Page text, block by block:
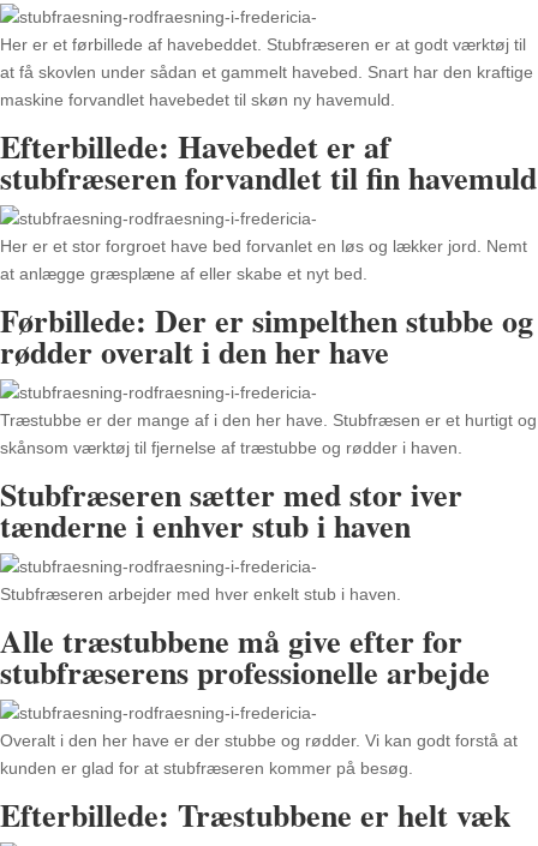
Her er et førbillede af havebeddet. Stubfræseren er at godt værktøj til
at få skovlen under sådan et gammelt havebed. Snart har den kraftige
maskine forvandlet havebedet til skøn ny havemuld.
Efterbillede: Havebedet er af
stubfræseren forvandlet til fin havemuld
Her er et stor forgroet have bed forvanlet en løs og lækker jord. Nemt
at anlægge græsplæne af eller skabe et nyt bed.
Førbillede: Der er simpelthen stubbe og
rødder overalt i den her have
Træstubbe er der mange af i den her have. Stubfræsen er et hurtigt og
skånsom værktøj til fjernelse af træstubbe og rødder i haven.
Stubfræseren sætter med stor iver
tænderne i enhver stub i haven
Stubfræseren arbejder med hver enkelt stub i haven.
Alle træstubbene må give efter for
stubfræserens professionelle arbejde
Overalt i den her have er der stubbe og rødder. Vi kan godt forstå at
kunden er glad for at stubfræseren kommer på besøg.
Efterbillede: Træstubbene er helt væk